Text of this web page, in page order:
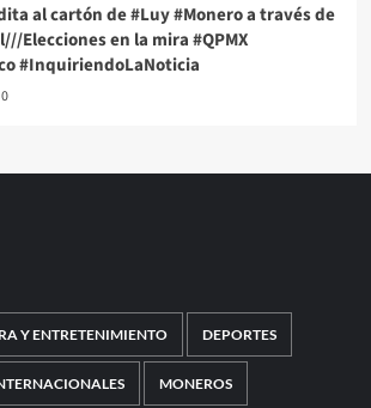
al cartón de #Luy #Monero a través de
Elecciones en la mira #QPMX
#InquiriendoLaNoticia
0
Y ENTRETENIMIENTO DEPORTES
MONEROS